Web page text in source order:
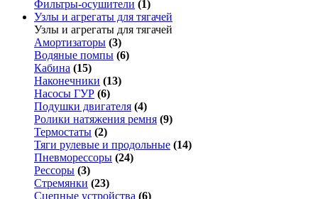
Фильтры-осушители (1)
Узлы и агрегаты для тягачей
Узлы и агрегаты для тягачей
Амортизаторы (3)
Водяные помпы (6)
Кабина (15)
Наконечники (13)
Насосы ГУР (6)
Подушки двигателя (4)
Ролики натяжения ремня (9)
Термостаты (2)
Тяги рулевые и продольные (14)
Пневморессоры (24)
Рессоры (3)
Стремянки (23)
Сцепные устройства (6)